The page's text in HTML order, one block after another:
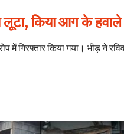
लूटा, किया आग के हवाले
गिरफ्तार किया गया। भीड़ ने